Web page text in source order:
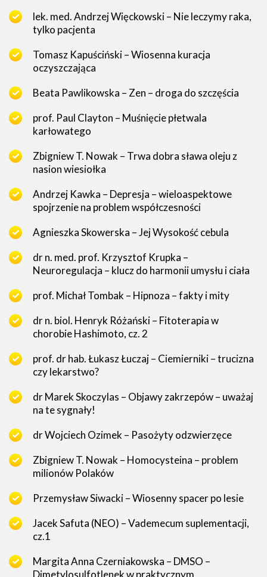
lek. med. Andrzej Więckowski – Nie leczymy raka,
tylko pacjenta
Tomasz Kapuściński – Wiosenna kuracja
oczyszczająca
Beata Pawlikowska – Zen – droga do szczęścia
prof. Paul Clayton – Muśnięcie płetwala
karłowatego
Zbigniew T. Nowak – Trwa dobra sława oleju z
nasion wiesiołka
Andrzej Kawka – Depresja – wieloaspektowe
spojrzenie na problem współczesności
Agnieszka Skowerska – Jej Wysokość cebula
dr n. med. prof. Krzysztof Krupka –
Neuroregulacja – klucz do harmonii umysłu i ciała
prof. Michał Tombak – Hipnoza – fakty i mity
dr n. biol. Henryk Różański – Fitoterapia w
chorobie Hashimoto, cz. 2
prof. dr hab. Łukasz Łuczaj – Ciemierniki – trucizna
czy lekarstwo?
dr Marek Skoczylas – Objawy zakrzepów – uważaj
na te sygnały!
dr Wojciech Ozimek – Pasożyty odzwierzęce
Zbigniew T. Nowak – Homocysteina – problem
milionów Polaków
Przemysław Siwacki – Wiosenny spacer po lesie
Jacek Safuta (NEO) – Vademecum suplementacji,
cz.1
Margita Anna Czerniakowska – DMSO –
Dimetylosulfotlenek w praktycznym